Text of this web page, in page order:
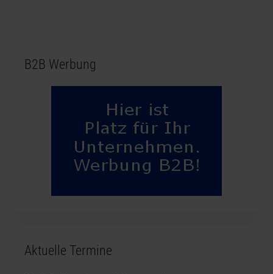
B2B Werbung
Aktuelle Termine